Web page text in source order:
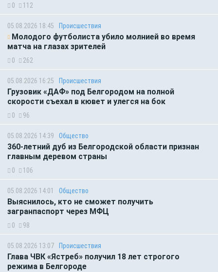
0 112
05.08.2026 18:45 Происшествия
Молодого футболиста убило молнией во время
матча на глазах зрителей
0 262
05.08.2026 16:25 Происшествия
Грузовик «ДАФ» под Белгородом на полной
скорости съехал в кювет и улегся на бок
0 96
05.08.2026 14:39 Общество
360-летний дуб из Белгородской области признан
главным деревом страны
0 106
05.08.2026 14:01 Общество
Выяснилось, кто не сможет получить
загранпаспорт через МФЦ
0 98
05.08.2026 13:07 Происшествия
Глава ЧВК «Ястреб» получил 18 лет строгого
режима в Белгороде